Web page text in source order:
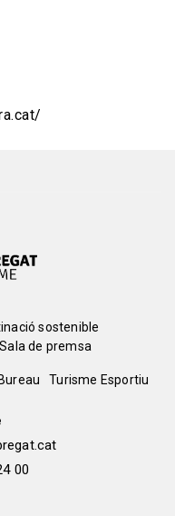
sostenible
Sala de premsa
Turisme Esportiu
00